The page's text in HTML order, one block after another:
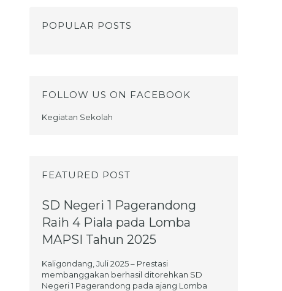
POPULAR POSTS
FOLLOW US ON FACEBOOK
Kegiatan Sekolah
FEATURED POST
SD Negeri 1 Pagerandong
Raih 4 Piala pada Lomba
MAPSI Tahun 2025
Kaligondang, Juli 2025 – Prestasi
membanggakan berhasil ditorehkan SD
Negeri 1 Pagerandong pada ajang Lomba